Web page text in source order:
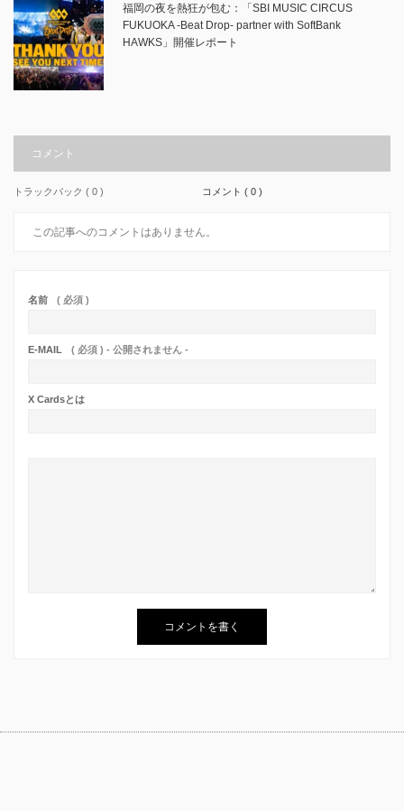
福岡の夜を熱狂が包む：「SBI MUSIC CIRCUS
FUKUOKA -Beat Drop- partner with SoftBank
HAWKS」開催レポート
コメント
トラックバック ( 0 ) コメント ( 0 )
この記事へのコメントはありません。
名前 ( 必須 )
E-MAIL ( 必須 ) - 公開されません -
X Cardsとは